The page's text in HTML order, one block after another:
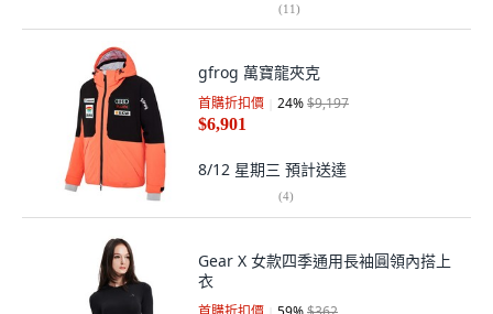
(11)
gfrog 萬寶龍夾克
首購折扣價 24%$9,197
$6,901
8/12 星期三 預計送達
(4)
Gear X 女款四季通用長袖圓領內搭上
衣